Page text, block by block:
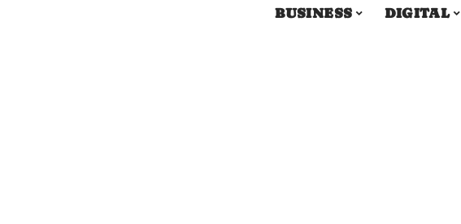
BUSINESS DIGITAL